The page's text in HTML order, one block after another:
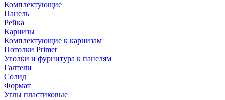
Комплектующие
Панель
Рейка
Карнизы
Комплектующие к карнизам
Потолки Primet
Уголки и фурнитура к панелям
Галтели
Солид
Формат
Углы пластиковые